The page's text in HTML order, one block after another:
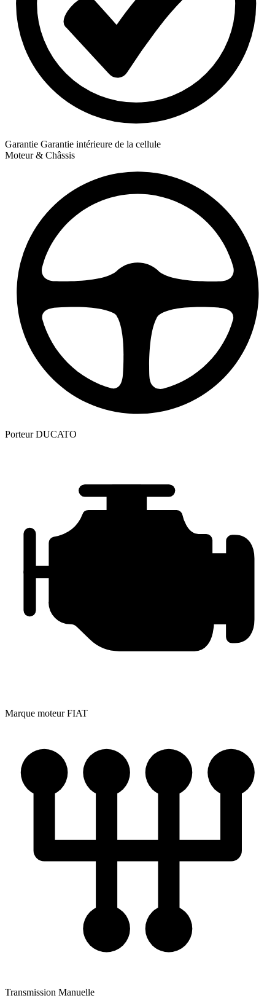
Garantie Garantie intérieure de la cellule
Moteur & Châssis
Porteur DUCATO
Marque moteur FIAT
Transmission Manuelle